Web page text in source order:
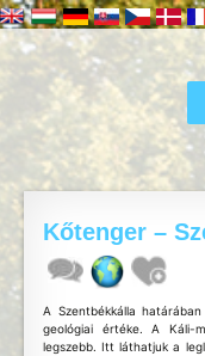
Kőtenger –
A Szentbékkálla
geológiai értéke. A Káli-
legszebb. Itt láthatjuk a